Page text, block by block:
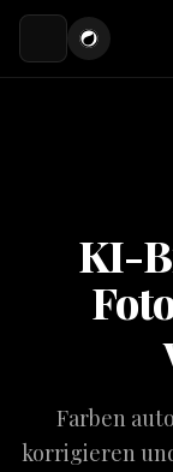
KI-
Farben
korrigieren